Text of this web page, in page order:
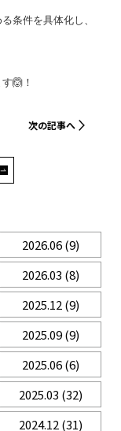
条件を具体化し、
🙆！
次の記事へ
2026.06(9)
2026.03 (8)
2025.12(9)
2025.09(9)
2025.06(6)
2025.03 (32)
2024.12(31)